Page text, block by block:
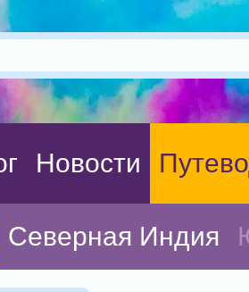
Новости
Северная Индия